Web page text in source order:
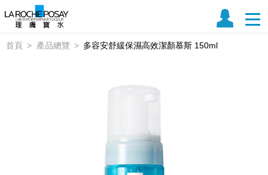
首頁 產品總覽 多容安舒緩保濕高效潔顏慕斯 150ml